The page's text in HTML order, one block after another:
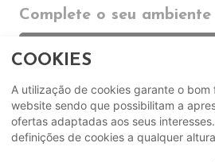
Complete o seu ambiente
COMPLEMENTOS
SUGERIDOS
EM DESTAQUE
COOKIES
A utilização de cookies garante o
website sendo que possibilitam a
ofertas adaptadas aos seus
definições de cookies a qualquer